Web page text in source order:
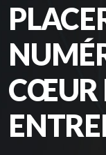
CŒUR